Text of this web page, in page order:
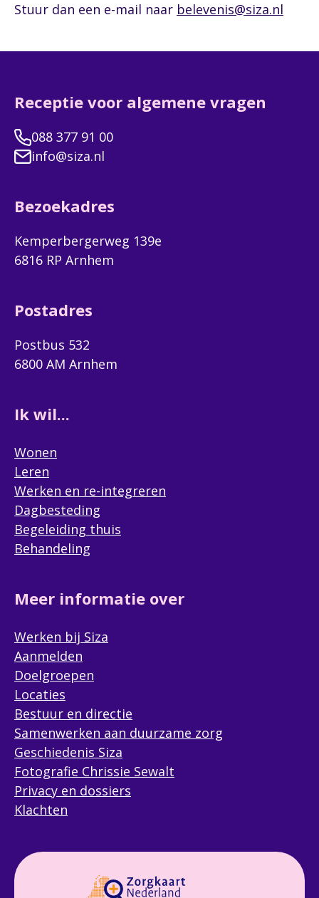
Stuur dan een e-mail naar belevenis@siza.nl
Receptie voor algemene vragen
088 377 91 00
info@siza.nl
Bezoekadres
Kemperbergerweg 139e
6816 RP Arnhem
Postadres
Postbus 532
6800 AM Arnhem
Ik wil...
Wonen
Leren
Werken en re-integreren
Dagbesteding
Begeleiding thuis
Behandeling
Meer informatie over
Werken bij Siza
Aanmelden
Doelgroepen
Locaties
Bestuur en directie
Samenwerken aan duurzame zorg
Geschiedenis Siza
Fotografie Chrissie Sewalt
Privacy en dossiers
Klachten